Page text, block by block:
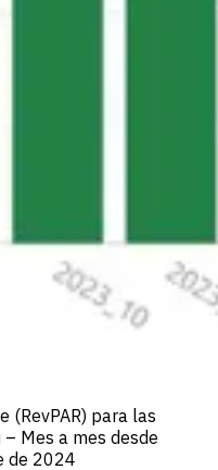
(RevPAR) para las
Mes a mes desde
de 2024